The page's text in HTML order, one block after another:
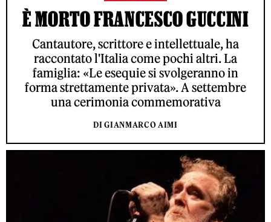
È MORTO FRANCESCO GUCCINI
Cantautore, scrittore e intellettuale, ha
raccontato l'Italia come pochi altri. La
famiglia: «Le esequie si svolgeranno in
forma strettamente privata». A settembre
una cerimonia commemorativa
DI GIANMARCO AIMI